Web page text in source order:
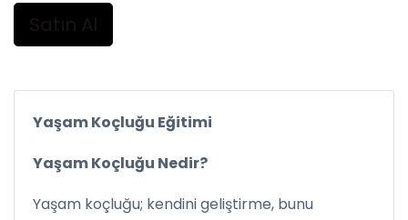
Satın Al
Yaşam Koçluğu Eğitimi
Yaşam Koçluğu Nedir?
Yaşam koçluğu; kendini geliştirme, bunu